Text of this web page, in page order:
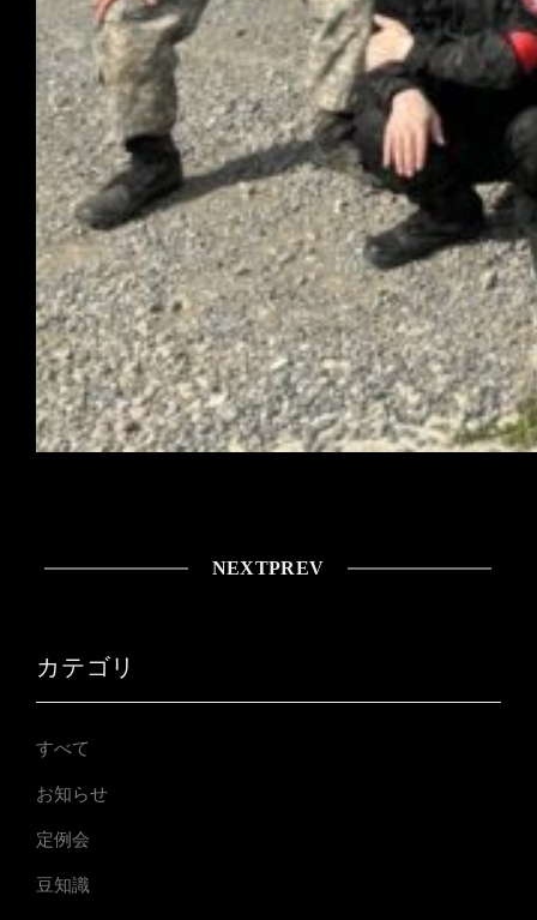
NEXTPREV
カテゴリ
すべて
お知らせ
定例会
豆知識